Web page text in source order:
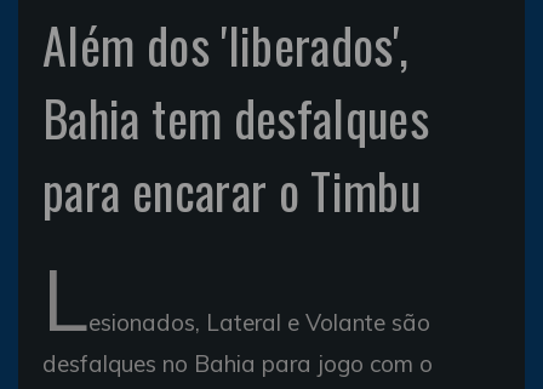
Além dos 'liberados',
Bahia tem desfalques
para encarar o Timbu
Lesionados, Lateral e Volante são
desfalques no Bahia para jogo com o